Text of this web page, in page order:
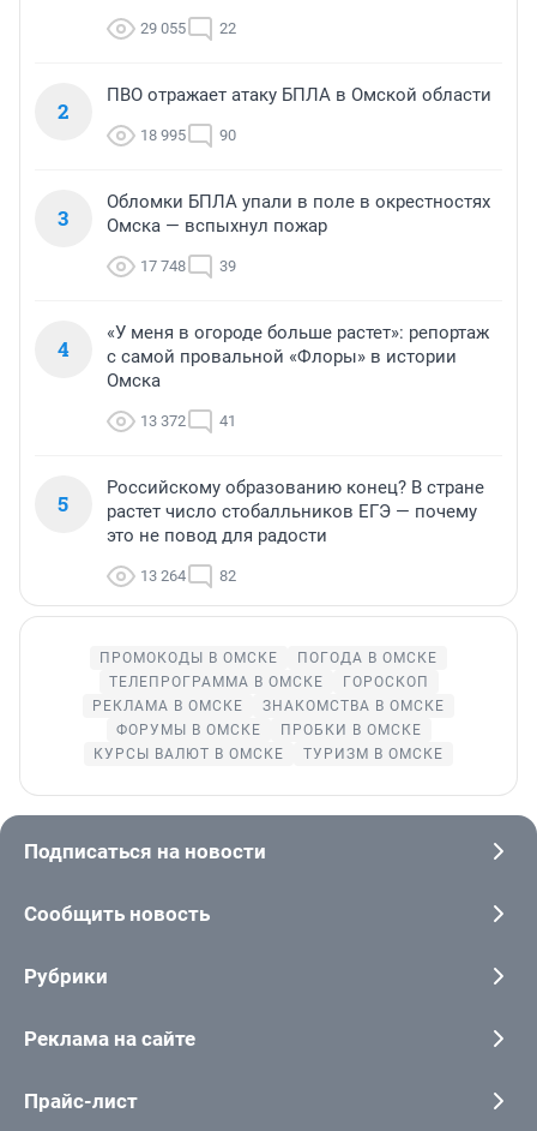
29 055 22
2
ПВО отражает атаку БПЛА в Омской области
18 995 90
3
Обломки БПЛА упали в поле в окрестностях
Омска — вспыхнул пожар
17 748 39
4
«У меня в огороде больше растет»: репортаж
с самой провальной «Флоры» в истории
Омска
13 372 41
5
Российскому образованию конец? В стране
растет число стобалльников ЕГЭ — почему
это не повод для радости
13 264 82
ПРОМОКОДЫ В ОМСКЕ
ПОГОДА В ОМСКЕ
ТЕЛЕПРОГРАММА В ОМСКЕ
ГОРОСКОП
РЕКЛАМА В ОМСКЕ
ЗНАКОМСТВА В ОМСКЕ
ФОРУМЫ В ОМСКЕ
ПРОБКИ В ОМСКЕ
КУРСЫ ВАЛЮТ В ОМСКЕ
ТУРИЗМ В ОМСКЕ
Подписаться на новости
Сообщить новость
Рубрики
Реклама на сайте
Прайс-лист